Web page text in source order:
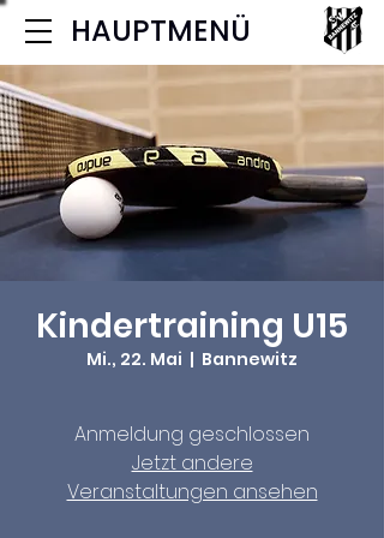
HAUPTMENÜ
Kindertraining U15
Mi., 22. Mai
  |
Bannewitz
Anmeldung geschlossen
Jetzt andere
Veranstaltungen ansehen